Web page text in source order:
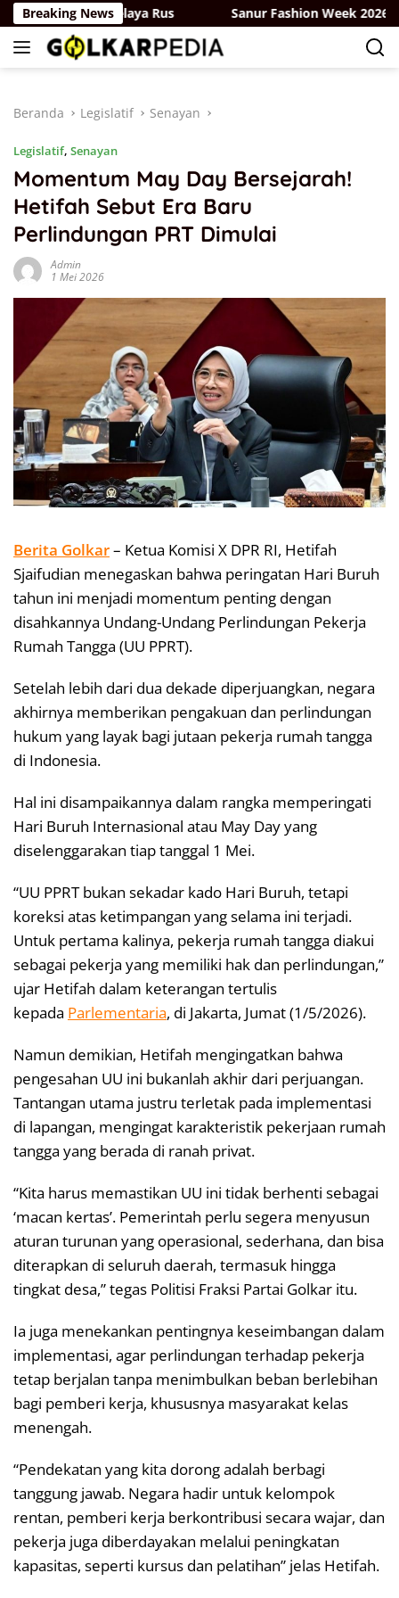
Langsung
ke
konten
Breaking News
Partai Belaya Rus Sanur Fashion Week 2026,
Beranda Legislatif Senayan
Legislatif, Senayan
Momentum May Day Bersejarah!
Hetifah Sebut Era Baru
Perlindungan PRT Dimulai
Admin
1 Mei 2026
Berita Golkar– Ketua Komisi X DPR RI, Hetifah
Sjaifudian menegaskan bahwa peringatan Hari Buruh
tahun ini menjadi momentum penting dengan
disahkannya Undang-Undang Perlindungan Pekerja
Rumah Tangga (UU PPRT).
Setelah lebih dari dua dekade diperjuangkan, negara
akhirnya memberikan pengakuan dan perlindungan
hukum yang layak bagi jutaan pekerja rumah tangga
di Indonesia.
Hal ini disampaikannya dalam rangka memperingati
Hari Buruh Internasional atau May Day yang
diselenggarakan tiap tanggal 1 Mei.
“UU PPRT bukan sekadar kado Hari Buruh, tetapi
koreksi atas ketimpangan yang selama ini terjadi.
Untuk pertama kalinya, pekerja rumah tangga diakui
sebagai pekerja yang memiliki hak dan perlindungan,”
ujar Hetifah dalam keterangan tertulis
kepada Parlementaria, di Jakarta, Jumat (1/5/2026).
Namun demikian, Hetifah mengingatkan bahwa
pengesahan UU ini bukanlah akhir dari perjuangan.
Tantangan utama justru terletak pada implementasi
di lapangan, mengingat karakteristik pekerjaan rumah
tangga yang berada di ranah privat.
“Kita harus memastikan UU ini tidak berhenti sebagai
‘macan kertas’. Pemerintah perlu segera menyusun
aturan turunan yang operasional, sederhana, dan bisa
diterapkan di seluruh daerah, termasuk hingga
tingkat desa,” tegas Politisi Fraksi Partai Golkar itu.
Ia juga menekankan pentingnya keseimbangan dalam
implementasi, agar perlindungan terhadap pekerja
tetap berjalan tanpa menimbulkan beban berlebihan
bagi pemberi kerja, khususnya masyarakat kelas
menengah.
“Pendekatan yang kita dorong adalah berbagi
tanggung jawab. Negara hadir untuk kelompok
rentan, pemberi kerja berkontribusi secara wajar, dan
pekerja juga diberdayakan melalui peningkatan
kapasitas, seperti kursus dan pelatihan” jelas Hetifah.